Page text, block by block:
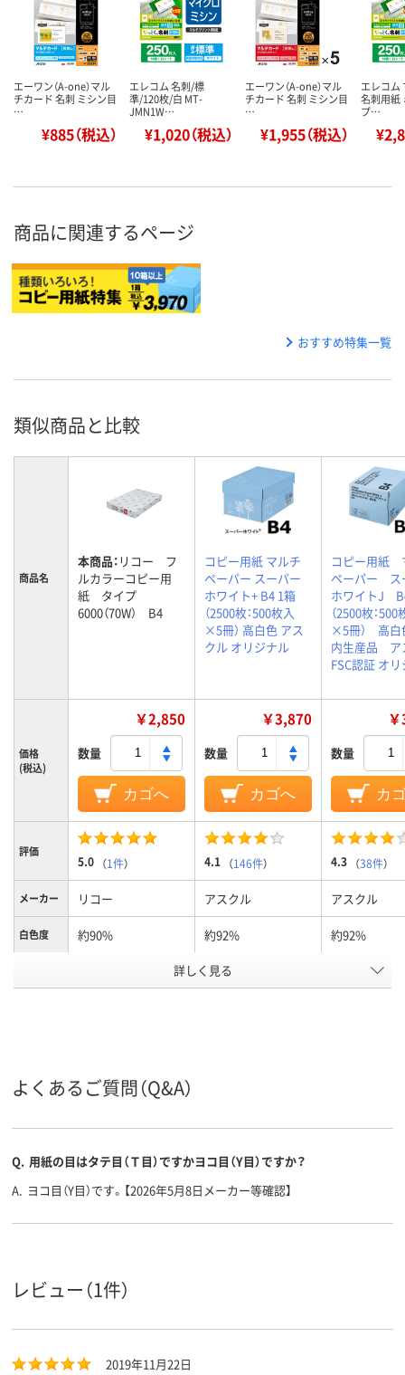
エーワン（A-one）マル
チカード 名刺 ミシン目
…
¥885（税込）
エレコム 名刺/標
準/120枚/白 MT-
JMN1W…
¥1,020（税込）
エーワン（A-one）マル
チカード 名刺 ミシン目
…
¥1,955（税込）
エレコム
名刺用紙
プ…
商品に関連するページ
おすすめ特集一覧
類似商品と比較
商品名
本商品： リコー フ
ルカラーコピー用
紙 タイプ
6000（70W） B4
コピー用紙 マルチ
ペーパー スーパー
ホワイト+ B4 1箱
（2500枚：500枚入
×5冊） 高白色 アス
クル オリジナル
コピー用紙
ペーパー ス
ホワイトJ
（2500枚：500
×5冊） 高
内生産品 ア
FSC認証 オ
価格
(税込)
￥2,850
数量
カゴへ
￥3,870
数量
カゴへ
数量
カ
評価
5.0 （1件） 4.1 （146件） 4.3 （38件）
メーカー リコー アスクル アスクル
白色度 約90% 約92% 約92%
さ
約90μm(0.09mm) 約
アスクル
商品環境
スコア
詳しく見る
よくあるご質問（Q&A）
Q. 用紙の目はタテ目（Ｔ目）ですかヨコ目（Y目）ですか？
A. ヨコ目（Y目）です。【2026年5月8日メーカー等確認】
レビュー（1件）
2019年11月22日